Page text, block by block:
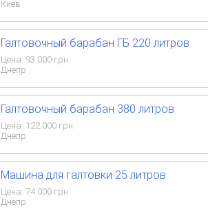
Киев
Галтовочный барабан ГБ 220 литров
Цена: 93 000 грн.
Днепр
Галтовочный барабан 380 литров
Цена: 122 000 грн.
Днепр
Машина для галтовки 25 литров
Цена: 74 000 грн.
Днепр